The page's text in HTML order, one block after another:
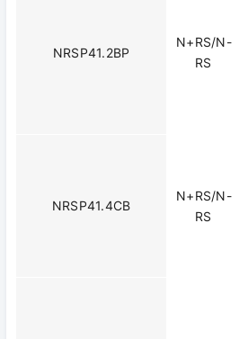
NRSP41.2BP
N+RS/N-
RS
NRSP41.4CB
N+RS/N-
RS